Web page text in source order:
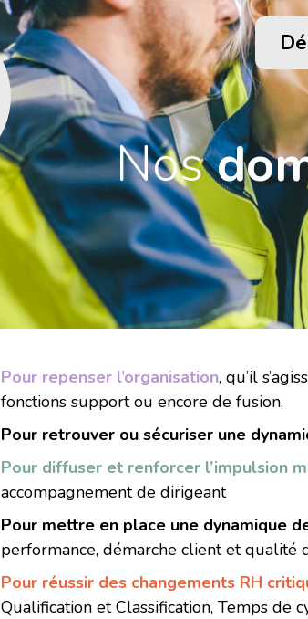
Nos
Pour repenser l’organisation, qu’il
fonctions support ou encore de fusion.
Pour retrouver ou sécuriser une
Pour diffuser et renforcer l’impulsion
accompagnement de dirigeant
Pour mettre en place une dynamique
performance, démarche client et qualité
Pour réussir des changements RH
Qualification et Classification, Temps de